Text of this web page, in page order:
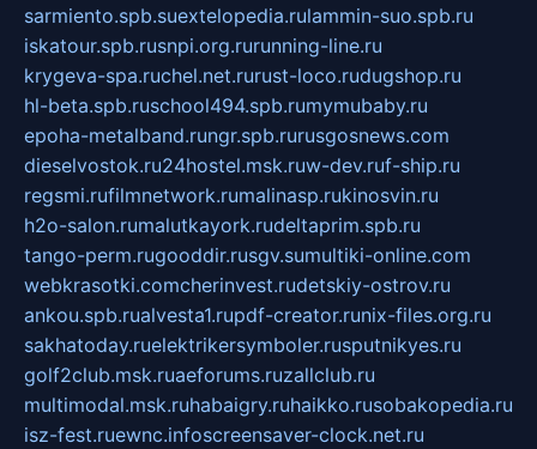
sarmiento.spb.suextelopedia.rulammin-suo.spb.ru
iskatour.spb.rusnpi.org.rurunning-line.ru
krygeva-spa.ruchel.net.rurust-loco.rudugshop.ru
hl-beta.spb.ruschool494.spb.rumymubaby.ru
epoha-metalband.rungr.spb.rurusgosnews.com
dieselvostok.ru24hostel.msk.ruw-dev.ruf-ship.ru
regsmi.rufilmnetwork.rumalinasp.rukinosvin.ru
h2o-salon.rumalutkayork.rudeltaprim.spb.ru
tango-perm.rugooddir.rusgv.sumultiki-online.com
webkrasotki.comcherinvest.rudetskiy-ostrov.ru
ankou.spb.rualvesta1.rupdf-creator.runix-files.org.ru
sakhatoday.ruelektrikersymboler.rusputnikyes.ru
golf2club.msk.ruaeforums.ruzallclub.ru
multimodal.msk.ruhabaigry.ruhaikko.rusobakopedia.ru
isz-fest.ruewnc.infoscreensaver-clock.net.ru